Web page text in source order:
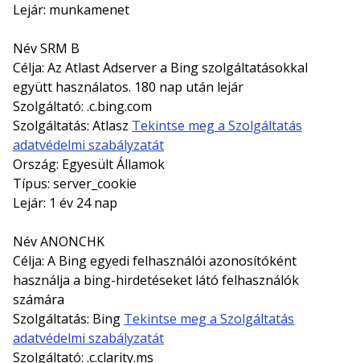
Lejár: munkamenet
Név SRM B
Célja: Az Atlast Adserver a Bing szolgáltatásokkal
együtt használatos. 180 nap után lejár
Szolgáltató: .c.bing.com
Szolgáltatás: Atlasz Tekintse meg a Szolgáltatás
adatvédelmi szabályzatát
Ország: Egyesült Államok
Típus: server_cookie
Lejár: 1 év 24 nap
Név ANONCHK
Célja: A Bing egyedi felhasználói azonosítóként
használja a bing-hirdetéseket látó felhasználók
számára
Szolgáltatás: Bing Tekintse meg a Szolgáltatás
adatvédelmi szabályzatát
Szolgáltató: .c.clarity.ms